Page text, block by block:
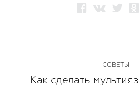
СОВЕТЫ
Как сделать